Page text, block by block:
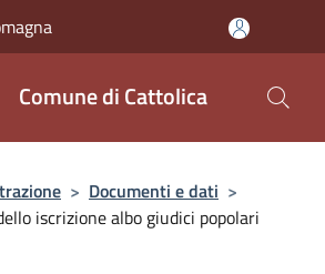
Comune di Cattolica
> Documenti e dati >
iscrizione albo giudici popolari